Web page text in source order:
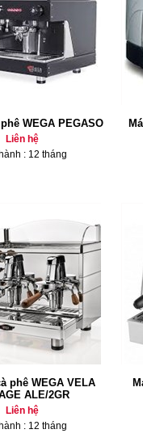
WEGA PEGASO
Liên hệ
: 12 tháng
phê WEGA VELA
ALE/2GR
Liên hệ
: 12 tháng